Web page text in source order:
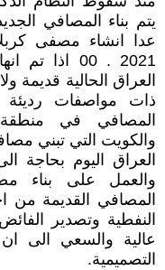
يتم بناء المصافي
عدا انشاء مصفى
2021 . 00
العراق الحالية قديمة
ذات مواصفات
المصافي في
والكويت التي تبني
العراق اليوم بحاجة
والعمل على بناء
المصافي القديمة من
النفطية وتصدير
عالية والسعي الى
التصميمية.